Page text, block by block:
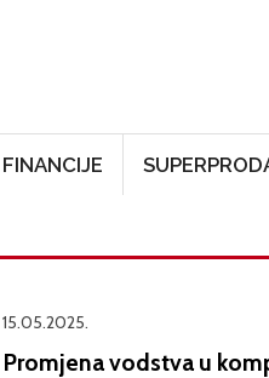
FINANCIJE
15.05.2025.
Promjena vodstva u